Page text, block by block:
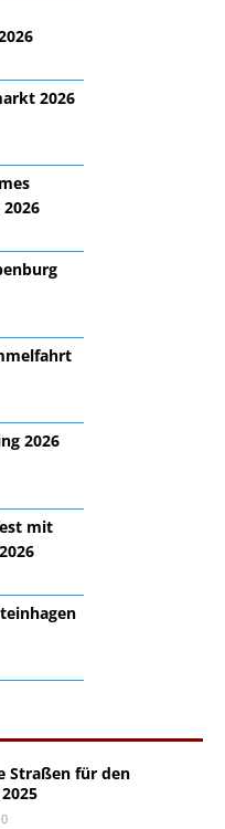
2026
2026
mit
Straßen für den
0